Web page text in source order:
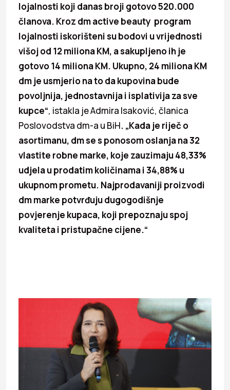
lojalnosti koji danas broji gotovo 520.000
članova. Kroz dm active beauty program
lojalnosti iskorišteni su bodovi u vrijednosti
višoj od 12 miliona KM, a sakupljeno ih je
gotovo 14 miliona KM. Ukupno, 24 miliona KM
dm je usmjerio na to da kupovina bude
povoljnija, jednostavnija i isplativija za sve
kupce“, istakla je Admira Isaković, članica
Poslovodstva dm-a u BiH. „Kada je riječ o
asortimanu, dm se s ponosom oslanja na 32
vlastite robne marke, koje zauzimaju 48,33%
udjela u prodatim količinama i 34,88% u
ukupnom prometu. Najprodavaniji proizvodi
dm marke potvrđuju dugogodišnje
povjerenje kupaca, koji prepoznaju spoj
kvaliteta i pristupačne cijene.“